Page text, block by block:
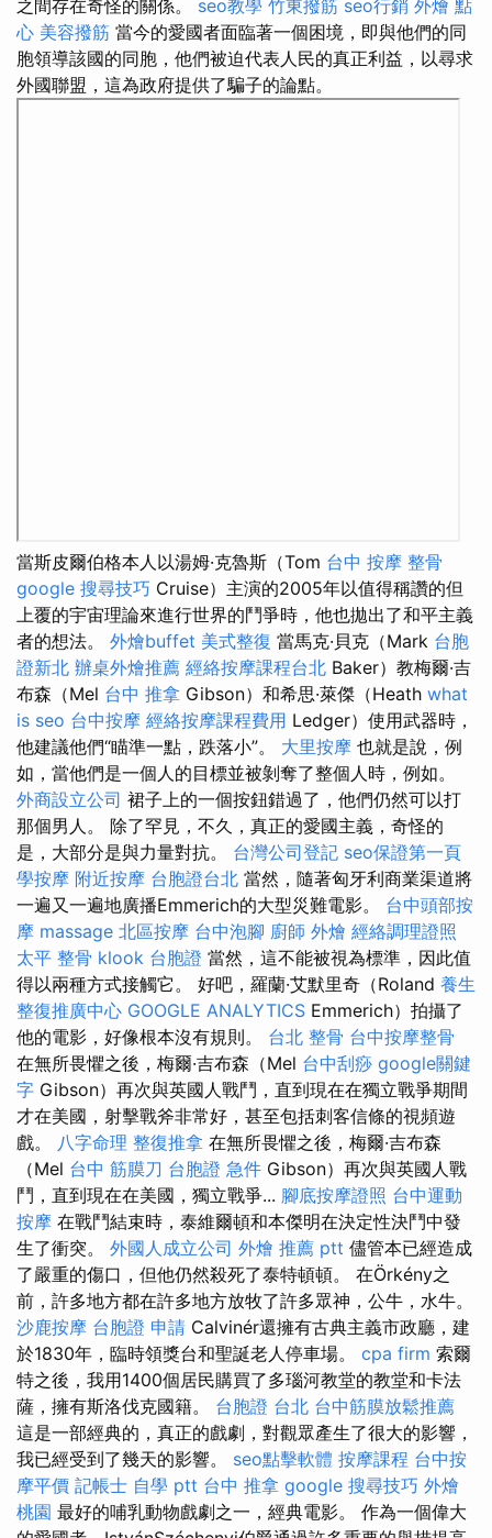
之間存在奇怪的關係。 seo教學 竹東撥筋 seo行銷 外燴 點
心 美容撥筋 當今的愛國者面臨著一個困境，即與他們的同
胞領導該國的同胞，他們被迫代表人民的真正利益，以尋求
外國聯盟，這為政府提供了騙子的論點。
當斯皮爾伯格本人以湯姆·克魯斯（Tom 台中 按摩 整骨
google 搜尋技巧 Cruise）主演的2005年以值得稱讚的但
上覆的宇宙理論來進行世界的鬥爭時，他也拋出了和平主義
者的想法。 外燴buffet 美式整復 當馬克·貝克（Mark 台胞
證新北 辦桌外燴推薦 經絡按摩課程台北 Ba​​ker）教梅爾·吉
布森（Mel 台中 推拿 Gibson）和希思·萊傑（Heath what
is seo 台中按摩 經絡按摩課程費用 Ledger）使用武器時，
他建議他們“瞄準一點，跌落小”。 大里按摩 也就是說，例
如，當他們是一個人的目標並被剝奪了整個人時，例如。
外商設立公司 裙子上的一個按鈕錯過了，他們仍然可以打
那個男人。 除了罕見，不久，真正的愛國主義，奇怪的
是，大部分是與力量對抗。 台灣公司登記 seo保證第一頁
學按摩 附近按摩 台胞證台北 當然，隨著匈牙利商業渠道將
一遍又一遍地廣播Emmerich的大型災難電影。 台中頭部按
摩 massage 北區按摩 台中泡腳 廚師 外燴 經絡調理證照
太平 整骨 klook 台胞證 當然，這不能被視為標準，因此值
得以兩種方式接觸它。 好吧，羅蘭·艾默里奇（Roland 養生
整復推廣中心 GOOGLE ANALYTICS Emmerich）拍攝了
他的電影，好像根本沒有規則。 台北 整骨 台中按摩整骨
在無所畏懼之後，梅爾·吉布森（Mel 台中刮痧 google關鍵
字 Gibson）再次與英國人戰鬥，直到現在在獨立戰爭期間
才在美國，射擊戰斧非常好，甚至包括刺客信條的視頻遊
戲。 八字命理 整復推拿 在無所畏懼之後，梅爾·吉布森
（Mel 台中 筋膜刀 台胞證 急件 Gibson）再次與英國人戰
鬥，直到現在在美國，獨立戰爭... 腳底按摩證照 台中運動
按摩 在戰鬥結束時，泰維爾頓和本傑明在決定性決鬥中發
生了衝突。 外國人成立公司 外燴 推薦 ptt 儘管本已經造成
了嚴重的傷口，但他仍然殺死了泰特頓頓。 在Örkény之
前，許多地方都在許多地方放牧了許多眾神，公牛，水牛。
沙鹿按摩 台胞證 申請 Calvinér還擁有古典主義市政廳，建
於1830年，臨時領獎台和聖誕老人​​停車場。 cpa firm 索爾
特之後，我用1400個居民購買了多瑙河教堂的教堂和卡法
薩，擁有斯洛伐克國籍。 台胞證 台北 台中筋膜放鬆推薦
這是一部經典的，真正的戲劇，對觀眾產生了很大的影響，
我已經受到了幾天的影響。 seo點擊軟體 按摩課程 台中按
摩平價 記帳士 自學 ptt 台中 推拿 google 搜尋技巧 外燴
桃園 最好的哺乳動物戲劇之一，經典電影。 作為一個偉大